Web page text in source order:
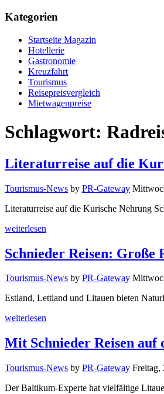
Kategorien
Startseite Magazin
Hotellerie
Gastronomie
Kreuzfahrt
Tourismus
Reisepreisvergleich
Mietwagenpreise
Schlagwort:
Literaturreise auf die
Tourismus-News by PR-Gateway
Literaturreise auf die Kurische Nehrung
weiterlesen
Schnieder Reisen:
Tourismus-News by PR-Gateway
Estland, Lettland und Litauen bieten
weiterlesen
Mit Schnieder Reisen auf
Tourismus-News by PR-Gateway Freitag,
Der Baltikum-Experte hat vielfältige